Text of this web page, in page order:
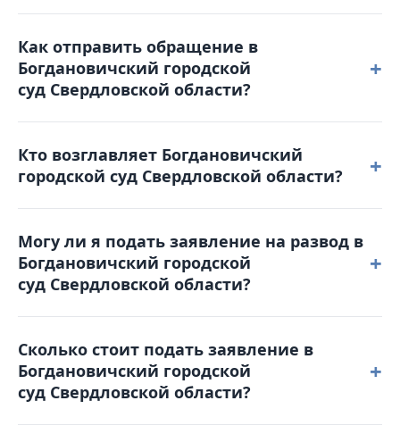
ул. Партизанская, д. 15 А.
00 пятница: с 9-00 до 17-00. Обеденный перерыв с
13-00 до 13-48. Выходные дни: суббота,
воскресенье и праздничные дни. График приема
граждан: Прием заявлений осуществляется в
течение рабочего дня.
Как отправить обращение в
Богдановичский городской
суд Свердловской области?
+
для получения справочной информации или
отправить письмо на электронную почту:
bogdanovichsky.svd@sudrf.ru или воспользоваться
Кто возглавляет Богдановичский
городской суд Свердловской области?
+
Викторович.
Могу ли я подать заявление на развод в
Богдановичский городской
суд Свердловской области?
+
суд Свердловской области не только можно, но в
определенных случаях — это единственный
возможный способ.
Сколько стоит подать заявление в
Богдановичский городской
суд Свердловской области?
+